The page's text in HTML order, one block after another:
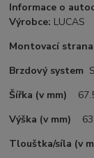
Informace o
Výrobce: LUCAS
Montovací
Brzdový system
Šířka (v mm)
Výška (v mm)
Tlouštka/síla (v